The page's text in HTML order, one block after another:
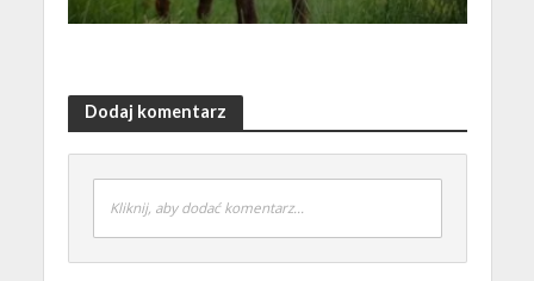
Dodaj komentarz
Kliknij, aby dodać komentarz...